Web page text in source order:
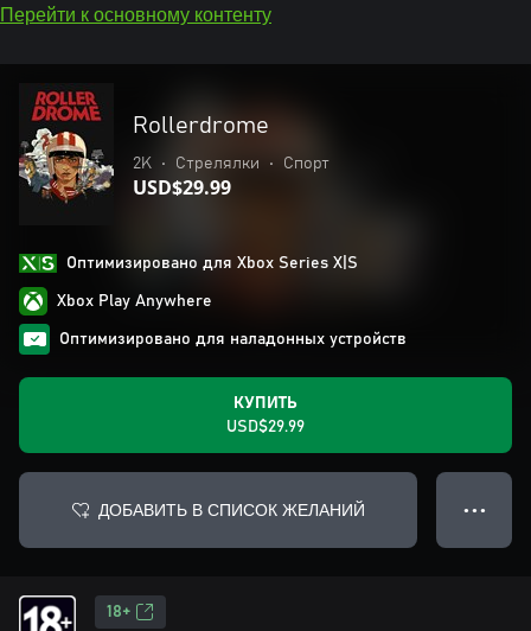
Перейти к основному контенту
Rollerdrome
2K • Стрелялки • Спорт
USD$29.99
Оптимизировано для Xbox Series X|S
Xbox Play Anywhere
Оптимизировано для наладонных устройств
КУПИТЬ
USD$29.99
ДОБАВИТЬ В СПИСОК ЖЕЛАНИЙ ● ● ●
18+